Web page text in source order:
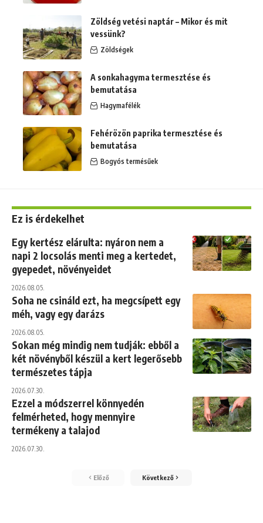
Zöldség vetési naptár – Mikor és mit
vessünk?
Zöldségek
A sonkahagyma termesztése és
bemutatása
Hagymafélék
Fehérözön paprika termesztése és
bemutatása
Bogyós termésűek
Ez is érdekelhet
Egy kertész elárulta: nyáron nem a
napi 2 locsolás menti meg a kertedet,
gyepedet, növényeidet
2026.08.05.
Soha ne csináld ezt, ha megcsípett egy
méh, vagy egy darázs
2026.08.05.
Sokan még mindig nem tudják: ebből a
két növényből készül a kert legerősebb
természetes tápja
2026.07.30.
Ezzel a módszerrel könnyedén
felmérheted, hogy mennyire
termékeny a talajod
2026.07.30.
Előző Következő